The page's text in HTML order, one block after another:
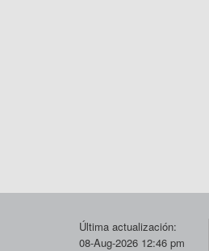
Última actualización:
08-Aug-2026 12:46 pm